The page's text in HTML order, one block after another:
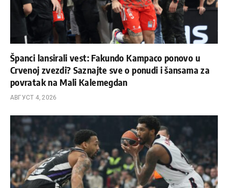
Španci lansirali vest: Fakundo Kampaco ponovo u
Crvenoj zvezdi? Saznajte sve o ponudi i šansama za
povratak na Mali Kalemegdan
АВГУСТ 4, 2026